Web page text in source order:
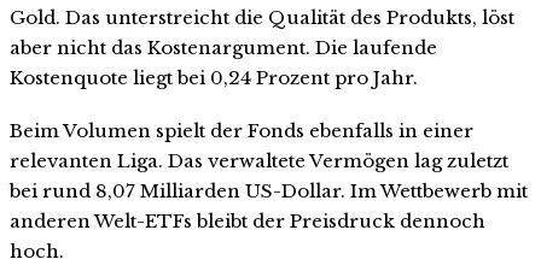
Gold. Das unterstreicht die Qualität des Produkts, löst
aber nicht das Kostenargument. Die laufende
Kostenquote liegt bei 0,24 Prozent pro Jahr.
Beim Volumen spielt der Fonds ebenfalls in einer
relevanten Liga. Das verwaltete Vermögen lag zuletzt
bei rund 8,07 Milliarden US-Dollar. Im Wettbewerb mit
anderen Welt-ETFs bleibt der Preisdruck dennoch
hoch.